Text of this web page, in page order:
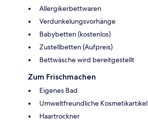
Allergikerbettwaren
Verdunkelungsvorhänge
Babybetten (kostenlos)
Zustellbetten (Aufpreis)
Bettwäsche wird bereitgestellt
Zum Frischmachen
Eigenes Bad
Umweltfreundliche Kosmetikartikel
Haartrockner